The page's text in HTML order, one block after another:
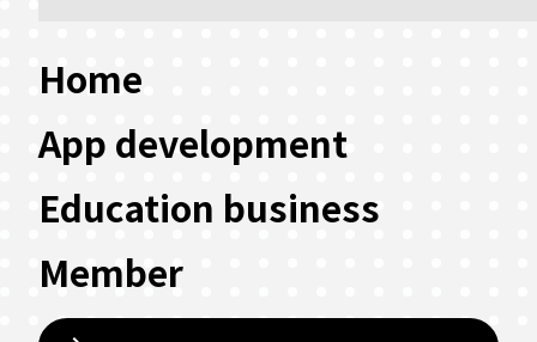
Home
App development
Education business
Member